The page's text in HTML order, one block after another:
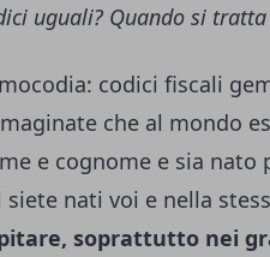
uguali? Quando si
codici fiscali
che al mondo
e cognome e sia
siete nati voi e nella
soprattutto nei